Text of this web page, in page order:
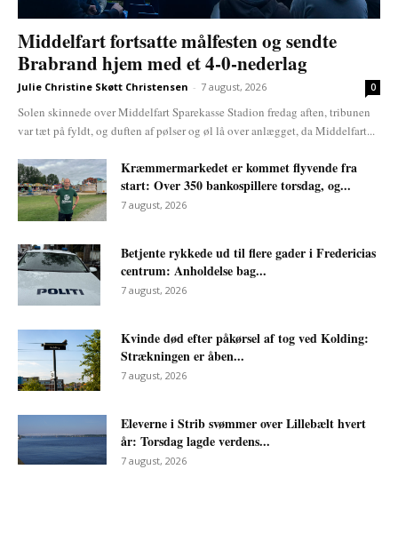
Middelfart fortsatte målfesten og sendte
Brabrand hjem med et 4-0-nederlag
Julie Christine Skøtt Christensen - 7 august, 2026 0
Solen skinnede over Middelfart Sparekasse Stadion fredag aften, tribunen
var tæt på fyldt, og duften af pølser og øl lå over anlægget, da Middelfart...
Kræmmermarkedet er kommet flyvende fra
start: Over 350 bankospillere torsdag, og...
7 august, 2026
Betjente rykkede ud til flere gader i Fredericias
centrum: Anholdelse bag...
7 august, 2026
Kvinde død efter påkørsel af tog ved Kolding:
Strækningen er åben...
7 august, 2026
Eleverne i Strib svømmer over Lillebælt hvert
år: Torsdag lagde verdens...
7 august, 2026